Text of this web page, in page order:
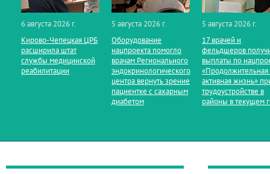
6 августа 2026 г.
Кирово‑Чепецкая ЦРБ
расширила штат
службы медицинской
реабилитации
5 августа 2026 г.
Оборудование
нацпроекта помогло
врачам Регионального
эндокринологического
центра вернуть зрение
пациентке с сахарным
диабетом
5 августа 2026 г.
17 врачей и
фельдшеров
выплаты по
«Продолжительная
активная жизнь»
трудоустройстве в
районы в текущем